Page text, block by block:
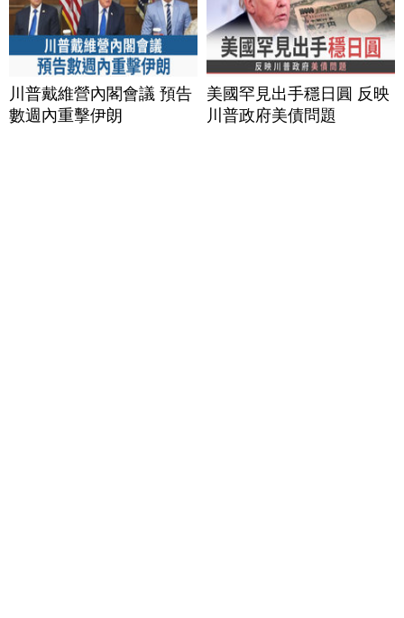
川普戴維營內閣會議 預告
數週內重擊伊朗
美國罕見出手穩日圓 反映
川普政府美債問題